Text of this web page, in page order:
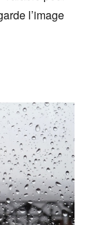
l’image